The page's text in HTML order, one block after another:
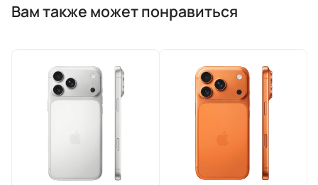
Вам также может понравиться